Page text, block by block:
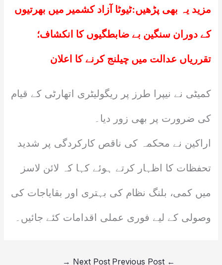
مزید یہ بھی پڑھیں:ٹیوٹا آزاد کشمیر میں بھرتیوں
کے دوران سنگین بے ضابطگیوں کا انکشاف؛
تقرریاں عدالت میں چیلنج کرنے کا اعلان
کمیٹی نے نیپرا طرز پر ریگولیٹری اتھارٹی کے قیام
کی ضرورت پر بھی زور دیا۔
اراکین نے محکمہ کی ناقص کارکردگی پر شدید
تحفظات کا اظہار کرتے ہوئے کہا کہ لائن لاسز
میں کمی، بلنگ نظام کی بہتری اور بقایاجات کی
وصولی کے لیے فوری عملی اقدامات کئے جائیں۔
←
Next Post
→